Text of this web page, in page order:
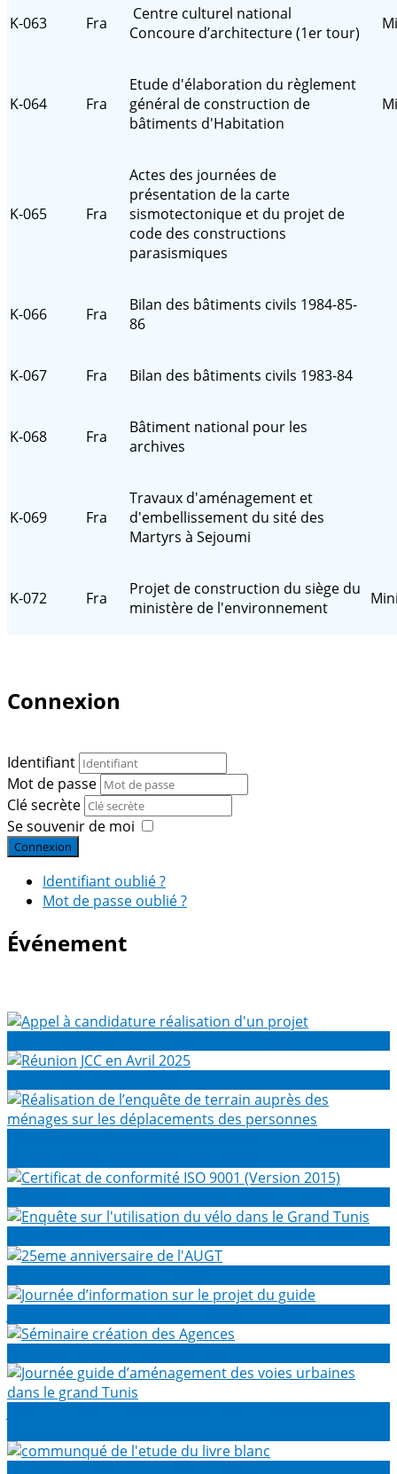
K-063 Fra
Centre culturel national
Concoure d’architecture (1er tour)
K-064 Fra
Etude d'élaboration du règlement
général de construction de
bâtiments d'Habitation
K-065 Fra
Actes des journées de
présentation de la carte
sismotectonique et du projet de
code des constructions
parasismiques
K-066 Fra
Bilan des bâtiments civils 1984-85-
86
K-067 Fra Bilan des bâtiments civils 1983-84
K-068 Fra
Bâtiment national pour les
archives
K-069 Fra
Travaux d'aménagement et
d'embellissement du sité des
Martyrs à Sejoumi
K-072 Fra
Projet de construction du siège du
ministère de l'environnement
Connexion
Identifiant
Mot de passe
Clé secrète
Se souvenir de moi
Connexion
Identifiant oublié ?
Mot de passe oublié ?
Événement